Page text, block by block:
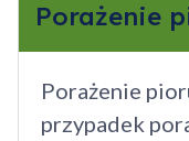
Porażenie
Porażenie
przypadek